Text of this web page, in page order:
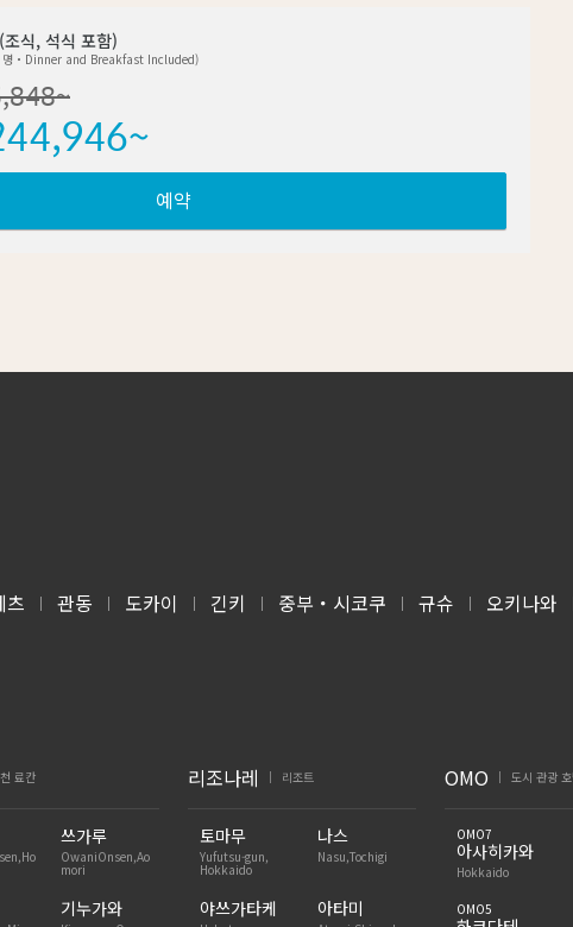
식, 석식 포함)
・Dinner and Breakfast Included)
~
~
예약
츠 | 관동 | 도카이 | 긴키 | 중부・시코쿠 | 규슈 | 오키나와
료칸
쓰가루
OwaniOnsen,Ao
mori
기누가와
리조나레 리조트
토마무
Yufutsu-gun,
Hokkaido
나스
Nasu,Tochigi
야쓰가타케 아타미
OMO 도시 관광
OMO7
아사히카와
Hokkaido
OMO5